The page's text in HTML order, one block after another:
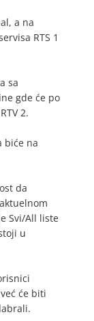
a na
RTS 1
sa
gde će po
2.
biće na
da
Svi/All liste
u
će biti